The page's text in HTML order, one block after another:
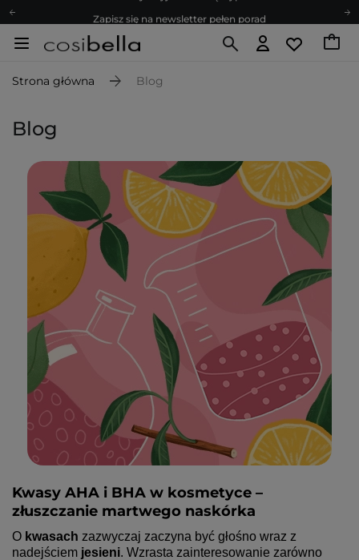
Zapisz się na newsletter pełen porad
Bezpłatne konsultacje kosmetologiczne
Poleć nas i zyskaj jeszcze więcej punktów
Strona główna Blog
Blog
Kwasy AHA i BHA w kosmetyce –
złuszczanie martwego naskórka
O kwasach zazwyczaj zaczyna być głośno wraz z
nadejściem jesieni. Wzrasta zainteresowanie zarówno